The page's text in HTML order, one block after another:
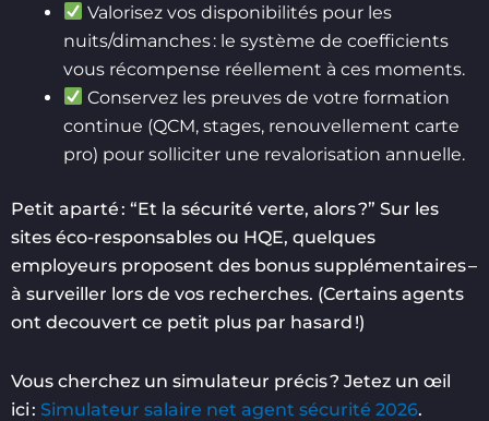
Valorisez vos disponibilités pour les
nuits/dimanches : le système de coefficients
vous récompense réellement à ces moments.
Conservez les preuves de votre formation
continue (QCM, stages, renouvellement carte
pro) pour solliciter une revalorisation annuelle.
Petit aparté : “Et la sécurité verte, alors ?” Sur les
sites éco-responsables ou HQE, quelques
employeurs proposent des bonus supplémentaires –
à surveiller lors de vos recherches. (Certains agents
ont decouvert ce petit plus par hasard !)
Vous cherchez un simulateur précis ? Jetez un œil
ici : Simulateur salaire net agent sécurité 2026.